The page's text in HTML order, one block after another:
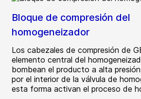
Bloque de compresión del
homogeneizador
Los cabezales de compresión de
elemento central del
bombean el producto a alta
por el interior de la válvula de
esta forma activan el proceso de